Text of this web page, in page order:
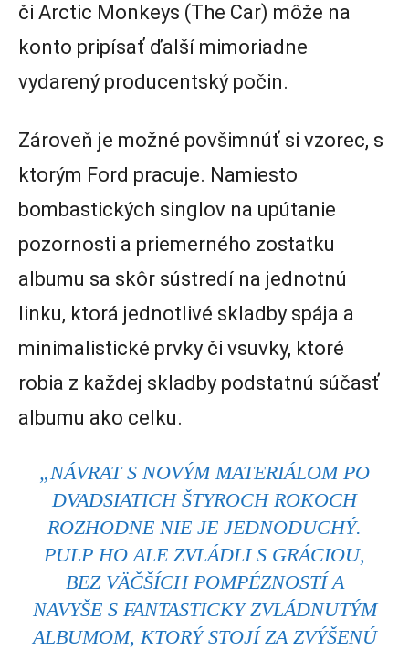
či Arctic Monkeys (The Car) môže na
konto pripísať ďalší mimoriadne
vydarený producentský počin.
Zároveň je možné povšimnúť si vzorec, s
ktorým Ford pracuje. Namiesto
bombastických singlov na upútanie
pozornosti a priemerného zostatku
albumu sa skôr sústredí na jednotnú
linku, ktorá jednotlivé skladby spája a
minimalistické prvky či vsuvky, ktoré
robia z každej skladby podstatnú súčasť
albumu ako celku.
„NÁVRAT S NOVÝM MATERIÁLOM PO
DVADSIATICH ŠTYROCH ROKOCH
ROZHODNE NIE JE JEDNODUCHÝ.
PULP HO ALE ZVLÁDLI S GRÁCIOU,
BEZ VÄČŠÍCH POMPÉZNOSTÍ A
NAVYŠE S FANTASTICKY ZVLÁDNUTÝM
ALBUMOM, KTORÝ STOJÍ ZA ZVÝŠENÚ